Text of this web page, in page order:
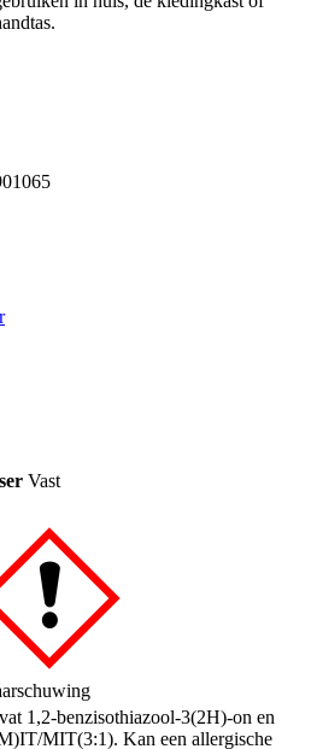
Vast
1,2-benzisothiazool-3(2H)-on en
MIT(3:1). Kan een allergische